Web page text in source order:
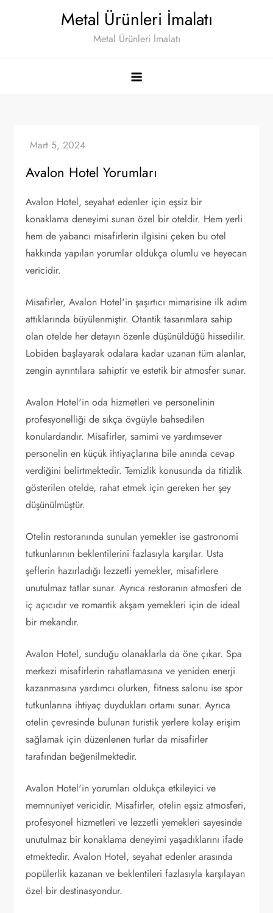
Metal Ürünleri İmalatı
Metal Ürünleri İmalatı
Avalon Hotel Yorumları
Avalon Hotel, seyahat edenler için eşsiz bir
konaklama deneyimi sunan özel bir oteldir. Hem yerli
hem de yabancı misafirlerin ilgisini çeken bu otel
hakkında yapılan yorumlar oldukça olumlu ve heyecan
vericidir.
Misafirler, Avalon Hotel'in şaşırtıcı mimarisine ilk adım
attıklarında büyülenmiştir. Otantik tasarımlara sahip
olan otelde her detayın özenle düşünüldüğü hissedilir.
Lobiden başlayarak odalara kadar uzanan tüm alanlar,
zengin ayrıntılara sahiptir ve estetik bir atmosfer sunar.
Avalon Hotel'in oda hizmetleri ve personelinin
profesyonelliği de sıkça övgüyle bahsedilen
konulardandır. Misafirler, samimi ve yardımsever
personelin en küçük ihtiyaçlarına bile anında cevap
verdiğini belirtmektedir. Temizlik konusunda da titizlik
gösterilen otelde, rahat etmek için gereken her şey
düşünülmüştür.
Otelin restoranında sunulan yemekler ise gastronomi
tutkunlarının beklentilerini fazlasıyla karşılar. Usta
şeflerin hazırladığı lezzetli yemekler, misafirlere
unutulmaz tatlar sunar. Ayrıca restoranın atmosferi de
iç açıcıdır ve romantik akşam yemekleri için de ideal
bir mekandır.
Avalon Hotel, sunduğu olanaklarla da öne çıkar. Spa
merkezi misafirlerin rahatlamasına ve yeniden enerji
kazanmasına yardımcı olurken, fitness salonu ise spor
tutkunlarına ihtiyaç duydukları ortamı sunar. Ayrıca
otelin çevresinde bulunan turistik yerlere kolay erişim
sağlamak için düzenlenen turlar da misafirler
tarafından beğenilmektedir.
Avalon Hotel'in yorumları oldukça etkileyici ve
memnuniyet vericidir. Misafirler, otelin eşsiz atmosferi,
profesyonel hizmetleri ve lezzetli yemekleri sayesinde
unutulmaz bir konaklama deneyimi yaşadıklarını ifade
etmektedir. Avalon Hotel, seyahat edenler arasında
popülerlik kazanan ve beklentileri fazlasıyla karşılayan
özel bir destinasyondur.